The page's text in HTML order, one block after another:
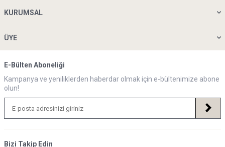
KURUMSAL
ÜYE
E-Bülten Aboneliği
Kampanya ve yeniliklerden haberdar olmak için e-bültenimize abone
olun!
Bizi Takip Edin